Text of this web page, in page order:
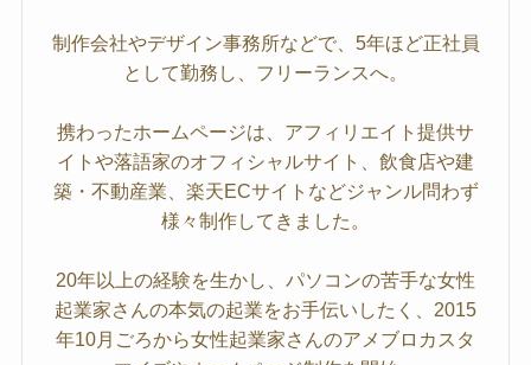
制作会社やデザイン事務所などで、5年ほど正社員
として勤務し、フリーランスへ。
携わったホームページは、アフィリエイト提供サ
イトや落語家のオフィシャルサイト、飲食店や建
築・不動産業、楽天ECサイトなどジャンル問わず
様々制作してきました。
20年以上の経験を生かし、パソコンの苦手な女性
起業家さんの本気の起業をお手伝いしたく、2015
年10月ごろから女性起業家さんのアメブロカスタ